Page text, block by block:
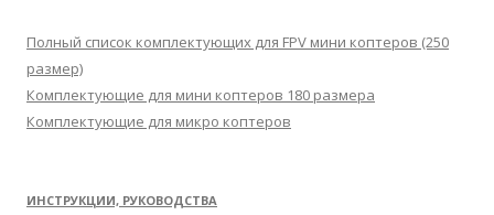
:Полный список комплектующих для FPV мини коптеров (250
размер)
Комплектующие для мини коптеров 180 размера
Комплектующие для микро коптеров
ИНСТРУКЦИИ, РУКОВОДСТВА